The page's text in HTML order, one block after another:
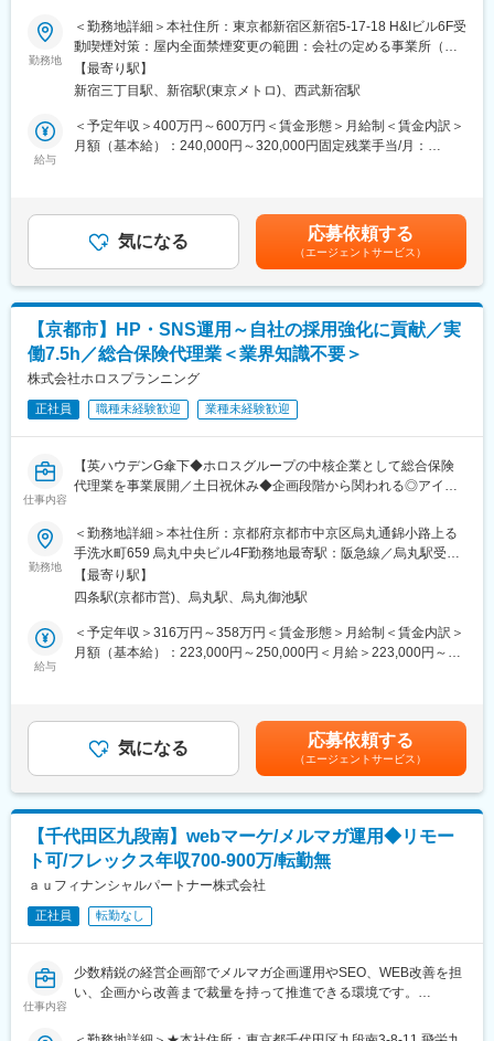
データ分析を担当する一部のメンバーは楽天グループのデータに
直接アクセスして分析ができるので、広範・膨大なデータを活用
した経験が積める組織です。
現在、楽天保険グループではブランド価値を最大化するUI/UXの追
求を最優先事項としています。しかし、事業拡大に伴い、編成業
織」へと変革をリードしていただける方を募集します。
変更の範囲：楽天グループ内および楽天保険グループ内での異動
や出向を命じる、または職位や職種が変更となる可能性あり
「保険見直し本舗」を全国で350店舗以上展開している当社に
て、
Webサイトのディレクションを中心に
デジタルマーケティング領域全般をお任せいたします。
■具体的な業務
・Web運用全般
・UI/UX改善
・CMS運用
・制作会社・開発会社との折衝
マーケターとしてマーケティング全般にご経験の幅を広げていた
だくことも可能です。
・残業月20時間程度、フレックス制度の活用などワークライフバ
ランスを整えながら働ける環境です。
ルアップしていける環境です。
変更の範囲：会社の定める業務
変更の範囲：会社の定める業務
勤務地
＜勤務地詳細＞本社住所：東京都新宿区新宿5-17-18 H&Iビル6F受
動喫煙対策：屋内全面禁煙変更の範囲：会社の定める事業所（リ
モートワーク含む）
【最寄り駅】
新宿三丁目駅、新宿駅(東京メトロ)、西武新宿駅
給与
＜予定年収＞400万円～600万円＜賃金形態＞月給制＜賃金内訳＞
月額（基本給）：240,000円～320,000円固定残業手当/月：
験・能力を考慮の上、当社規定により優遇致します。※試用期間は
3ヶ月有り：試用期間中の金額変動はありません。賃金はあくまで
も目安の金額であり、選考を通じて上下する可能性があります。
月給(月額)は固定手当を含めた表記です。
気になる 応募依頼する
（エージェントサービス）
【京都市】HP・SNS運用～自社の採用強化に貢献／実
働7.5h／総合保険代理業＜業界知識不要＞
株式会社ホロスプランニング
正社員 職種未経験歓迎 業種未経験歓迎
仕事内容
【英ハウデンG傘下◆ホロスグループの中核企業として総合保険
代理業を事業展開／土日祝休み◆企画段階から関われる◎アイデ
■業務内容：
自社HPや公式SNS、メルマガ等を活用し、会社の魅力を発信して
保険募集人の採用強化を目指す「オンライン採用広報」を担いま
す 。
保険業界の知識は不要。デザイン・制作・マーケティングと幅広
く携わることができ、自発的なアイデアや提案が歓迎される環境
です！
主担当のサポート役としてダブルチェックや業務改善の提案を行
いながら、柔軟に幅広い広報・運用実務へ企画段階から携わって
いただきます。
・SNS（Instagram・YouTube・LINE等）の企画・運用
・メルマガ配信／HPの記事更新／チラシ作成
・採用ブランディングの推進
★HP：https://www.holos.jp/
～★特徴★～
・英大手保険会社ハウデングループとの新体制で成長フェーズの
勤務地
＜勤務地詳細＞本社住所：京都府京都市中京区烏丸通錦小路上る
手洗水町659 烏丸中央ビル4F勤務地最寄駅：阪急線／烏丸駅受動
喫煙対策：敷地内全面禁煙変更の範囲：会社の定める事業所
【最寄り駅】
四条駅(京都市営)、烏丸駅、烏丸御池駅
給与
＜予定年収＞316万円～358万円＜賃金形態＞月給制＜賃金内訳＞
月額（基本給）：223,000円～250,000円＜月給＞223,000円～
固定手当を含めた表記です。
気になる 応募依頼する
（エージェントサービス）
【千代田区九段南】webマーケ/メルマガ運用◆リモー
ト可/フレックス年収700-900万/転勤無
ａｕフィナンシャルパートナー株式会社
正社員 転勤なし
仕事内容
少数精鋭の経営企画部でメルマガ企画運用やSEO、WEB改善を担
い、企画から改善まで裁量を持って推進できる環境です。
【業務内容】